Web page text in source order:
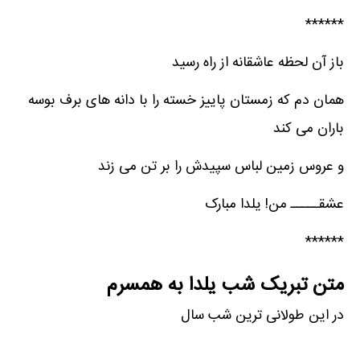
******
باز آن لحظه عاشقانه از راه رسید
همان دم که زمستان پاییز خسته را با دانه های برف بوسه
باران می کند
و عروس زمین لباس سپیدش را بر تن می زند
عشقـــــ من! یلدا مبارک
******
متن تبریک شب یلدا به همسرم
در این طولانی ترین شب سال